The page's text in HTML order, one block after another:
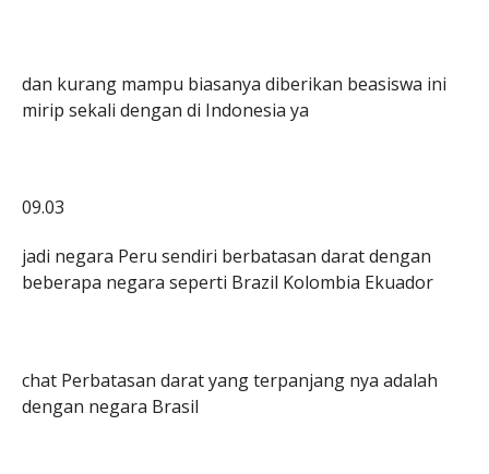
dan kurang mampu biasanya diberikan beasiswa ini
mirip sekali dengan di Indonesia ya
09.03
jadi negara Peru sendiri berbatasan darat dengan
beberapa negara seperti Brazil Kolombia Ekuador
chat Perbatasan darat yang terpanjang nya adalah
dengan negara Brasil